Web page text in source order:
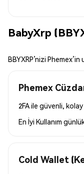
BabyXrp
BBYXRP’nizi
Phemex
2FA ile güvenli,
En İyi Kullanım
Cold Wallet